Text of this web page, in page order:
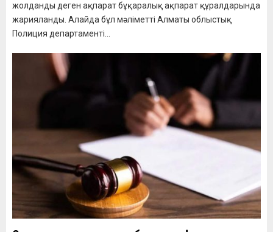
жолданды деген ақпарат бұқаралық ақпарат құралдарында
жарияланды. Алайда бұл мәліметті Алматы облыстық
Полиция департаменті...